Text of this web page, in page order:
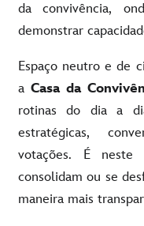
da convivência,
demonstrar
Espaço neutro e de
a Casa da
rotinas do dia a
estratégicas,
votações. É neste
consolidam ou se
maneira mais